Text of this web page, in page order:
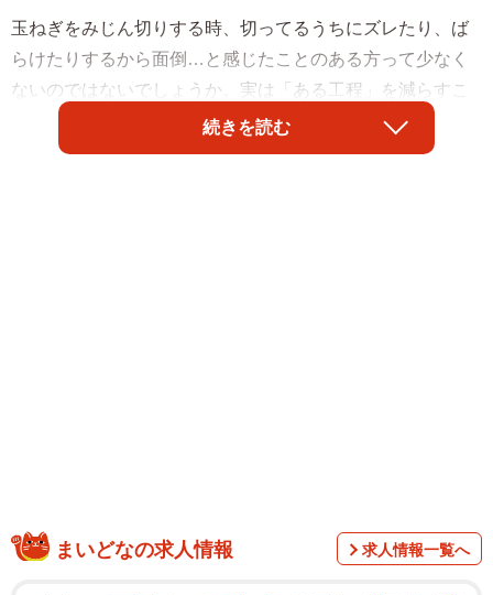
玉ねぎをみじん切りする時、切ってるうちにズレたり、ば
らけたりするから面倒…と感じたことのある方って少なく
ないのではないでしょうか。実は「ある工程」を減らすこ
とで楽にみじん切りが出来るのだとか。関西電力公式イン
スタグラム（@kanden.jp）が紹介しています。
▽方法
続きを読む
まいどなの求人情報 求人情報一覧へ